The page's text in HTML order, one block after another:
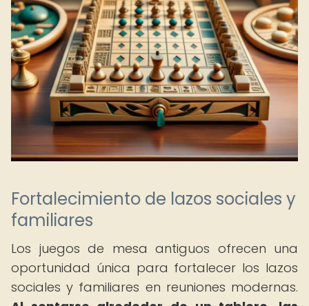
Fortalecimiento de lazos sociales y
familiares
Los juegos de mesa antiguos ofrecen una
oportunidad única para fortalecer los lazos
sociales y familiares en reuniones modernas.